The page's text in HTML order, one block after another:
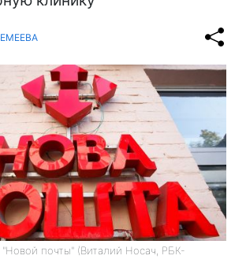
почты" (Виталий Носач, РБК-